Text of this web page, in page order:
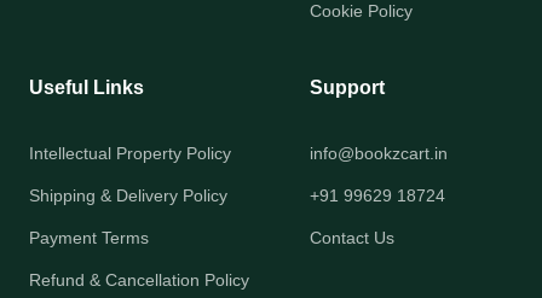
Cookie Policy
Useful Links
Intellectual Property Policy
Shipping & Delivery Policy
Payment Terms
Refund & Cancellation Policy
Support
info@bookzcart.in
+91 99629 18724
Contact Us